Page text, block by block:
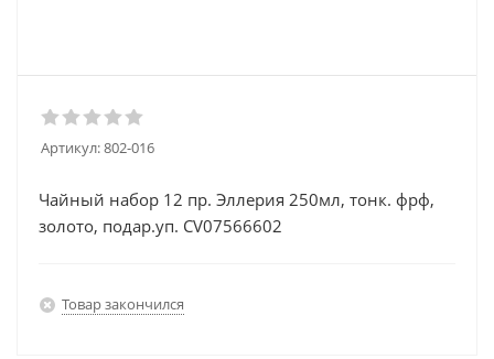
Артикул:802-016
Чайный набор 12 пр. Эллерия 250мл, тонк. фрф,
золото, подар.уп. CV07566602
Товар закончился